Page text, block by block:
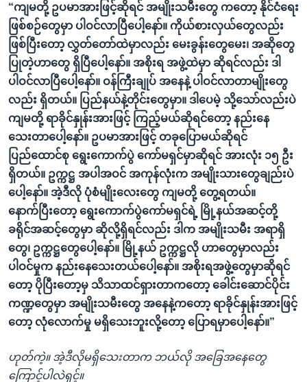
“ကျမတို့ ဥပမာအားဖြင့်ဆိုရင် အမျိုးသမီးတွေ ကတော့ နိုင်ငံရေး
ဖြစ်စဉ်တွေမှာ ပါဝင်လာပြီပေါ့နော်။ ကိုယ်စားလှယ်တွေလည်း
ဖြစ်ပြီးတော့ လွှတ်တော်ထဲမှာလည်း မေးခွန်းတွေမေး၊ အဆိုတွေ
ပြုတဲ့ဟာတွေ ရှိပြီပေါ့နော်။ အစိုးရ အဖွဲ့ထဲမှာ ဆိုရင်လည်း ဒါ
ပါဝင်လာပြီပေါ့နော်။ ဝန်ကြီးချုပ် အနေနဲ့ ပါဝင်လာတာမျိုးတွေ
လည်း ရှိတယ်။ ပြည်နယ်နဲ့တိုင်းတွေမှာ။ ဒါပေမဲ့ သို့သော်လည်းပဲ
ကျမတို့ ရာခိုင်နှုန်းအားဖြင့် ကြည့်မယ်ဆိုရင်တော့ နည်းနေ
သေးတာပေါ့နော်။ ဥပမာအားဖြင့် တခုပြောမယ်ဆိုရင်
ပြည်ထောင်စု ရွေးကောက်ပွဲ ကော်မရှင်မှာဆိုရင် အားလုံး ၁၅ ဦး
ရှိတယ်။ ဥက္ကဋ္ဌ အပါအဝင် အကုန်လုံးက အမျိုးသားတွေချည်းပဲ
ပေါ့နော်။ အဲ့ဒီလို ပုံစံမျိုးလေးတွေ ကျမတို့ တွေ့ရတယ်။
နောက်ပြီးတော့ ရွေးကောက်ပွဲကော်မရှင်ရဲ့ မြို့နယ်အဆင့်တို့
ခရိုင်အဆင့်တွေမှာ ဆိုလို့ရှိရင်လည်း ဒါက အမျိုးသမီး အရာရှိ
တွေ၊ ဥက္ကဋ္ဌတွေပေါ့နော်။ မြို့နယ် ဥက္ကဋ္ဌလို ဟာတွေမှာလည်း
ပါဝင်မှုက နည်းနေသေးတယ်ပေါ့နော်။ အစိုးရအဖွဲ့တွေမှာဆိုရင်
တော့ ပိုပြီးတော့မှ သိသာထင်ရှားတာကတော့ ခေါင်းဆောင်ပိုင်း
ကဏ္ဍတွေမှာ အမျိုးသမီးတွေ အနေနဲ့ကတော့ ရာခိုင်နှုန်းအားဖြင့်
တော့ လုံလောက်မှု မရှိသေးဘူးလို့တော့ ပြောရမှာပေါ့နော်။”
ဟုတ်ကဲ့။ အဲ့ဒီလိုမရှိသေးတာက ဘယ်လို အခြေအနေတွေ
ကြောင့်ပါလဲရှင့်။